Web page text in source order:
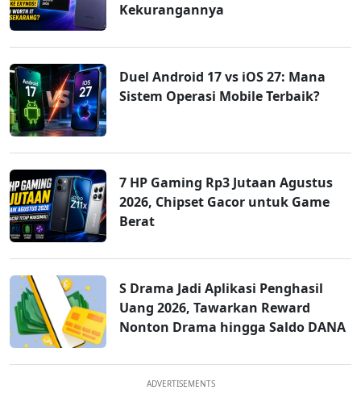
Kekurangannya
Duel Android 17 vs iOS 27: Mana
Sistem Operasi Mobile Terbaik?
7 HP Gaming Rp3 Jutaan Agustus
2026, Chipset Gacor untuk Game
Berat
S Drama Jadi Aplikasi Penghasil
Uang 2026, Tawarkan Reward
Nonton Drama hingga Saldo DANA
ADVERTISEMENTS